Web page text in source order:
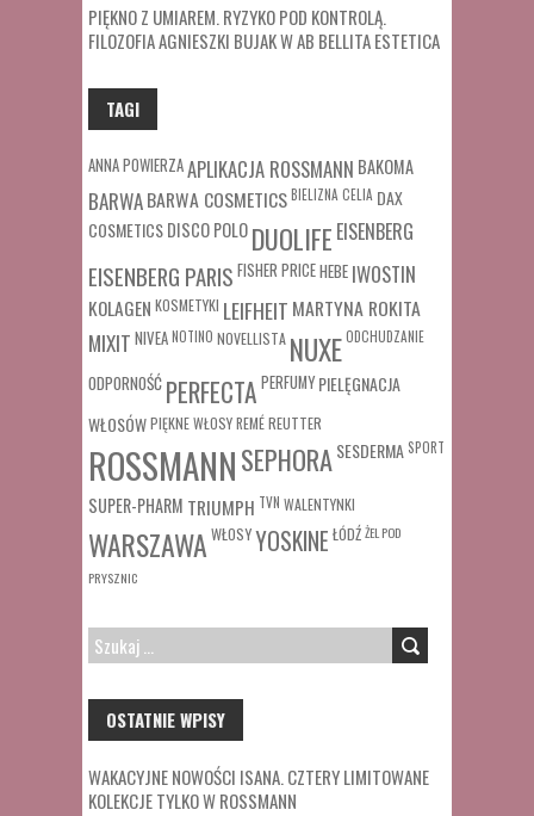
PIĘKNO Z UMIAREM. RYZYKO POD KONTROLĄ.
FILOZOFIA AGNIESZKI BUJAK W AB BELLITA ESTETICA
TAGI
ANNA POWIERZAAPLIKACJA ROSSMANN BAKOMA
BARWABARWA COSMETICSBIELIZNA CELIA DAX
COSMETICSDISCO POLODUOLIFE EISENBERG
EISENBERG PARIS FISHER PRICEHEBE IWOSTIN
KOLAGEN KOSMETYKI LEIFHEIT MARTYNA ROKITA
MIXIT NIVEANOTINO NOVELLISTA NUXEODCHUDZANIE
ODPORNOŚĆ PERFECTA PERFUMY PIELĘGNACJA
WŁOSÓWPIĘKNE WŁOSYREMÉREUTTER
ROSSMANNSEPHORASESDERMA SPORT
SUPER-PHARM TRIUMPH TVN WALENTYNKI
WARSZAWA WŁOSYYOSKINE ŁÓDŹŻEL POD
PRYSZNIC
SZUKAJ:
OSTATNIE WPISY
WAKACYJNE NOWOŚCI ISANA. CZTERY LIMITOWANE
KOLEKCJE TYLKO W ROSSMANN